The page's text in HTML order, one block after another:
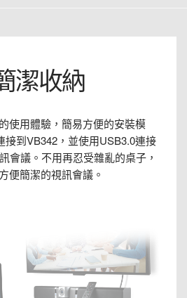
潔收納
使用體驗，簡易方便的安裝模
到VB342，並使用USB3.0連接
會議。不用再忍受雜亂的桌子，
便簡潔的視訊會議。